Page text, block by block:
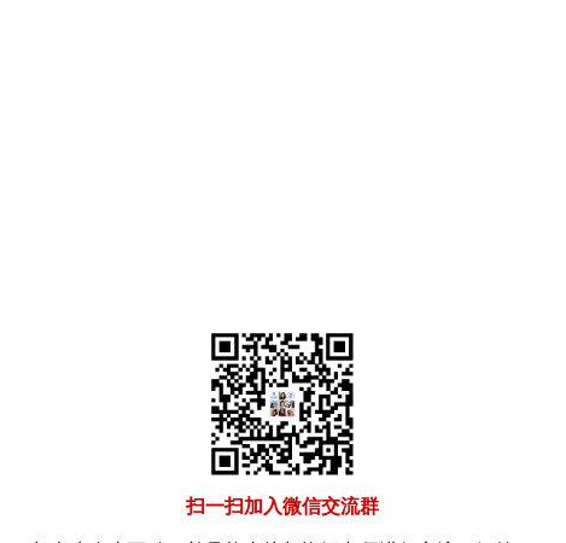
扫一扫加入微信交流群